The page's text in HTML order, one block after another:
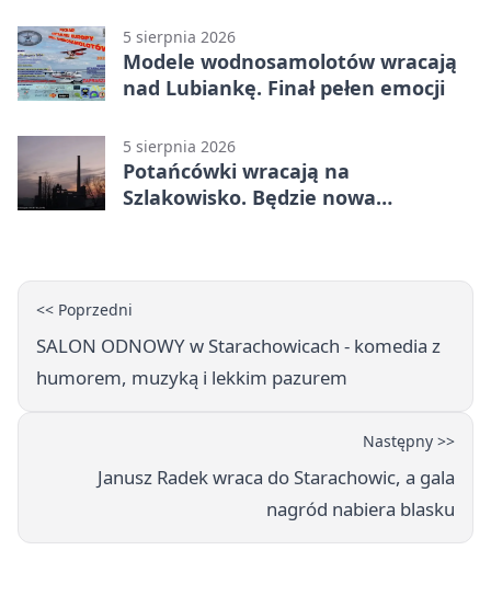
5 sierpnia 2026
Modele wodnosamolotów wracają
nad Lubiankę. Finał pełen emocji
5 sierpnia 2026
Potańcówki wracają na
Szlakowisko. Będzie nowa
<< Poprzedni
SALON ODNOWY w Starachowicach - komedia z
humorem, muzyką i lekkim pazurem
Następny >>
Janusz Radek wraca do Starachowic, a gala
nagród nabiera blasku